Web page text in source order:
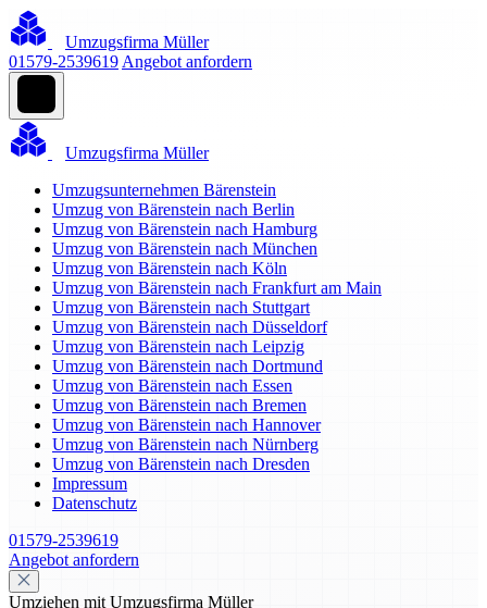
Umzugsfirma Müller
01579-2539619 Angebot anfordern
Umzugsfirma Müller
Umzugsunternehmen Bärenstein
Umzug von Bärenstein nach Berlin
Umzug von Bärenstein nach Hamburg
Umzug von Bärenstein nach München
Umzug von Bärenstein nach Köln
Umzug von Bärenstein nach Frankfurt am Main
Umzug von Bärenstein nach Stuttgart
Umzug von Bärenstein nach Düsseldorf
Umzug von Bärenstein nach Leipzig
Umzug von Bärenstein nach Dortmund
Umzug von Bärenstein nach Essen
Umzug von Bärenstein nach Bremen
Umzug von Bärenstein nach Hannover
Umzug von Bärenstein nach Nürnberg
Umzug von Bärenstein nach Dresden
Impressum
Datenschutz
01579-2539619
Angebot anfordern
Umziehen mit Umzugsfirma Müller